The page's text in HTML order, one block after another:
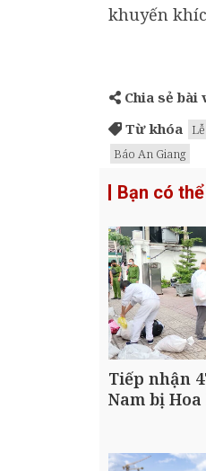
khuyến
Chia sẻ bài
Từ khóa
Báo An Giang
Bạn có
Tiếp nhận
Nam bị